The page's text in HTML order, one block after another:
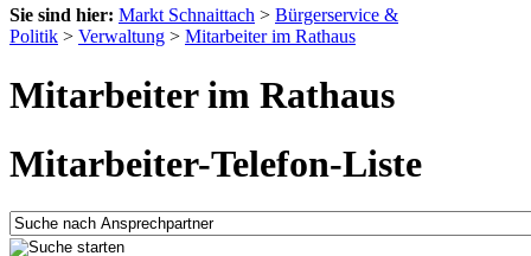
Sie sind hier: Markt Schnaittach > Bürgerservice &
Politik > Verwaltung > Mitarbeiter im Rathaus
Mitarbeiter im Rathaus
Mitarbeiter-Telefon-Liste